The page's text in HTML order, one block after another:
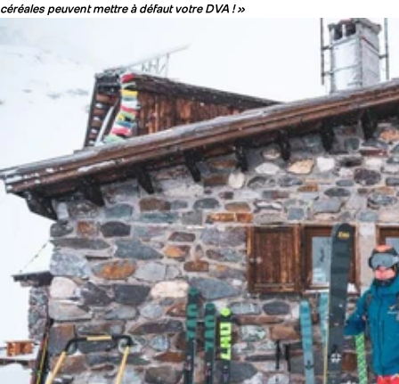
céréales peuvent mettre à défaut votre DVA ! »